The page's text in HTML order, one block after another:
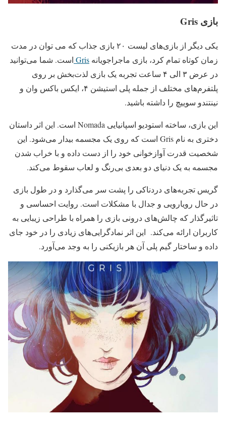
بازی Gris
یکی دیگر از بازی‌های لیست ۲۰ بازی جذاب که می ‌توان در مدت
زمان کوتاه تمام کرد، بازی ماجراجویانه Gris است. شما می‌توانید
در عرض ۳ الی ۴ ساعت تجربه یک بازی لذت‌بخش بر روی
پلتفرم‌های مختلف از جمله پلی استیشن ۴، ایکس باکس وان و
نینتندو سوییچ را داشته باشید.
این بازی، ساخته استودیو اسپانیایی Nomada است. این اثر داستان
دختری به نام Gris است که روی یک مجسمه بیدار می‌شود. این
شخصیت قدرت آوازخوانی خود را از دست داده و با خراب شدن
مجسمه به یک دنیای دو بعدی بی‌رنگ و لعاب سقوط می‌کند.
گریس تجربه‌های دردناکی را پشت سر می‌گذارد و در طول بازی
در حال رویارویی و جدال با مشکلات است. روایت احساسی و
تاثیرگذار که چالش‌های درونی بازی را همراه با طراحی زیبایی به
کاربران ارائه می‌کند. این اثر نمادگرایی‌های زیادی را در خود جای
داده و ساختار گیم پلی آن هر بازیکنی را به وجد می‌آورد.